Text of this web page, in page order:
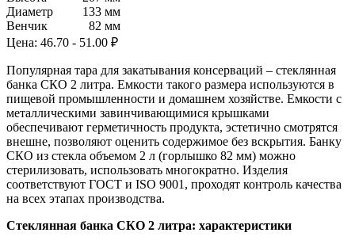
Диаметр
133 мм
Венчик
82 мм
Цена: 46.70 - 51.00 ₽
Популярная тара для закатывания консерваций – стеклянная
банка СКО 2 литра. Емкости такого размера используются в
пищевой промышленности и домашнем хозяйстве. Емкости с
металлическими завинчивающимися крышками
обеспечивают герметичность продукта, эстетично смотрятся
внешне, позволяют оценить содержимое без вскрытия. Банку
СКО из стекла объемом 2 л (горлышко 82 мм) можно
стерилизовать, использовать многократно. Изделия
соответствуют ГОСТ и ISO 9001, проходят контроль качества
на всех этапах производства.
Стеклянная банка СКО 2 литра: характеристики